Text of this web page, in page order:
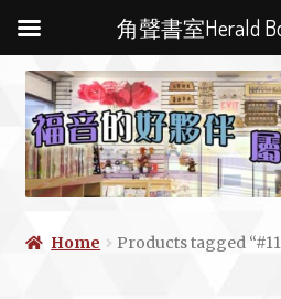
Home Products tagged
角聲書室Herald